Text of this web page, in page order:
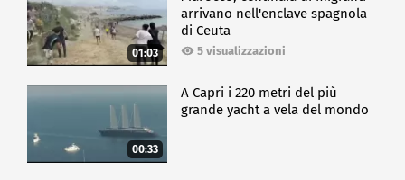
01:03
arrivano nell'enclave spagnola
di Ceuta
5 visualizzazioni
00:33
A Capri i 220 metri del più
grande yacht a vela del mondo